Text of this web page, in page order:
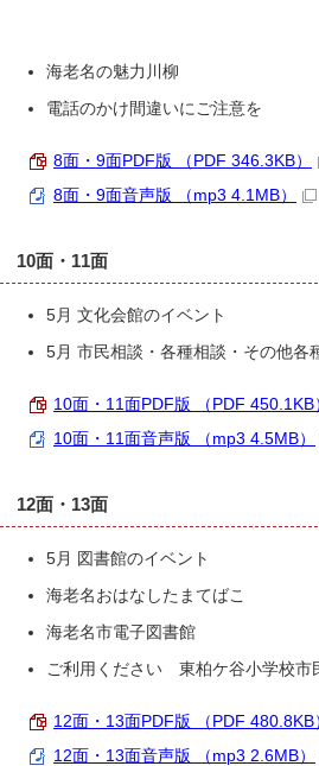
海老名の魅力川柳
電話のかけ間違いにご注意を
8面・9面PDF版 （PDF 346.3KB）
8面・9面音声版 （mp3 4.1MB）
10面・11面
5月 文化会館のイベント
5月 市民相談・各種相談・その他各
10面・11面PDF版 （PDF 450.1KB
10面・11面音声版 （mp3 4.5MB）
12面・13面
5月 図書館のイベント
海老名おはなしたまてばこ
海老名市電子図書館
ご利用ください 東柏ケ谷小学校市
12面・13面PDF版 （PDF 480.8KB
12面・13面音声版 （mp3 2.6MB）